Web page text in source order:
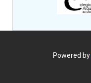
Powered by